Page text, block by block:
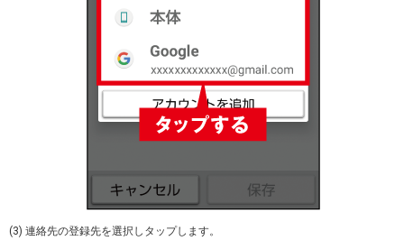
(3) 連絡先の登録先を選択しタップします。